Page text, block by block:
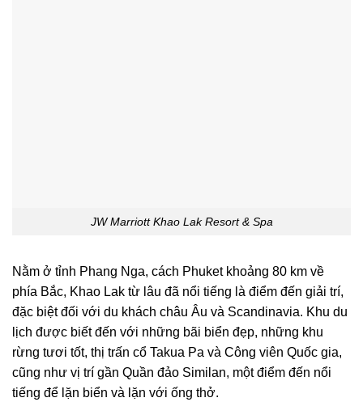
JW Marriott Khao Lak Resort & Spa
Nằm ở tỉnh Phang Nga, cách Phuket khoảng 80 km về
phía Bắc, Khao Lak từ lâu đã nổi tiếng là điểm đến giải trí,
đặc biệt đối với du khách châu Âu và Scandinavia. Khu du
lịch được biết đến với những bãi biển đẹp, những khu
rừng tươi tốt, thị trấn cổ Takua Pa và Công viên Quốc gia,
cũng như vị trí gần Quần đảo Similan, một điểm đến nổi
tiếng để lặn biển và lặn với ống thở.